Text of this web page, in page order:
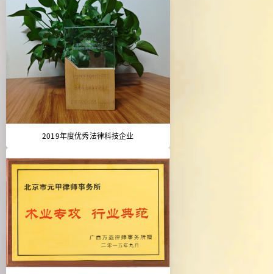
2019年度优秀法律科技企业